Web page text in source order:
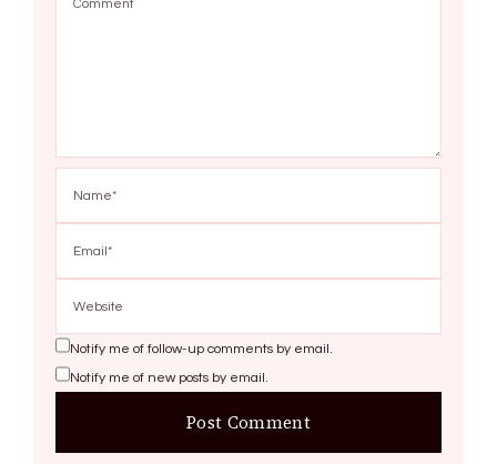
Notify me of follow-up comments by email.
Notify me of new posts by email.